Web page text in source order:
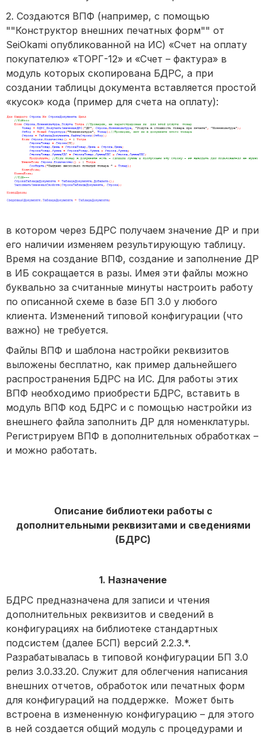
2. Создаются ВПФ (например, с помощью
""Конструктор внешних печатных форм"" от
SeiOkami опубликованной на ИС) «Счет на оплату
покупателю» «ТОРГ-12» и «Счет – фактура» в
модуль которых скопирована БДРС, а при
создании таблицы документа вставляется простой
«кусок» кода (пример для счета на оплату):
в котором через БДРС получаем значение ДР и при
его наличии изменяем результирующую таблицу.
Время на создание ВПФ, создание и заполнение ДР
в ИБ сокращается в разы. Имея эти файлы можно
буквально за считанные минуты настроить работу
по описанной схеме в базе БП 3.0 у любого
клиента. Изменений типовой конфигурации (что
важно) не требуется.
Файлы ВПФ и шаблона настройки реквизитов
выложены бесплатно, как пример дальнейшего
распространения БДРС на ИС. Для работы этих
ВПФ необходимо приобрести БДРС, вставить в
модуль ВПФ код БДРС и с помощью настройки из
внешнего файла заполнить ДР для номенклатуры.
Регистрируем ВПФ в дополнительных обработках –
и можно работать.
Описание библиотеки работы с
дополнительными реквизитами и сведениями
(БДРС)
1. Назначение
БДРС предназначена для записи и чтения
дополнительных реквизитов и сведений в
конфигурациях на библиотеке стандартных
подсистем (далее БСП) версий 2.2.3.*.
Разрабатывалась в типовой конфигурации БП 3.0
релиз 3.0.33.20. Служит для облегчения написания
внешних отчетов, обработок или печатных форм
для конфигураций на поддержке. Может быть
встроена в измененную конфигурацию – для этого
в ней создается общий модуль с процедурами и